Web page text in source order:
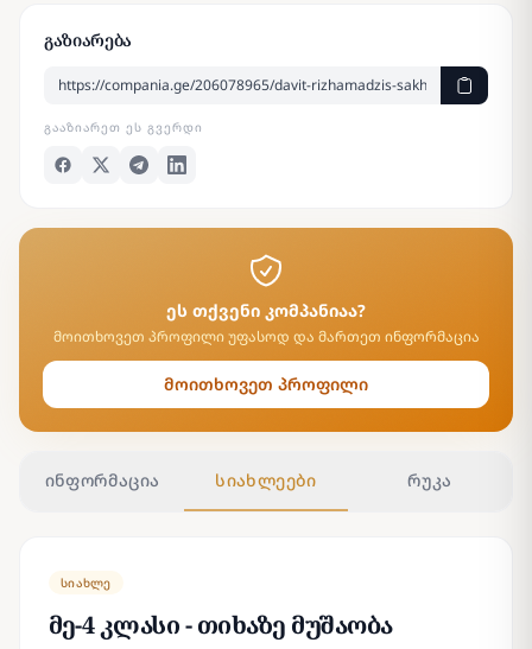
გაზიარება
ᲒᲐᲐᲖᲘᲐᲠᲔᲗ ᲔᲡ ᲒᲕᲔᲠᲓᲘ
ეს თქვენი კომპანიაა?
მოითხოვეთ პროფილი უფასოდ და მართეთ ინფორმაცია
მოითხოვეთ პროფილი
ინფორმაცია სიახლეები რუკა
სიახლე
მე-4 კლასი - თიხაზე მუშაობა